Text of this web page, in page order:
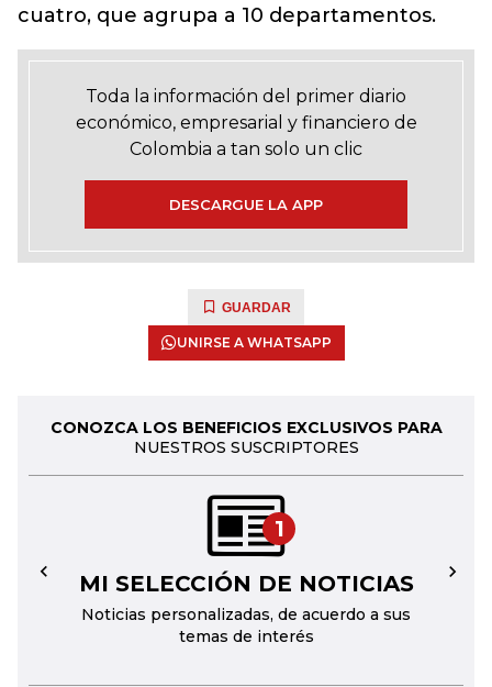
cuatro, que agrupa a 10 departamentos.
Toda la información del primer diario
económico, empresarial y financiero de
Colombia a tan solo un clic
DESCARGUE LA APP
GUARDAR
UNIRSE A WHATSAPP
CONOZCA LOS BENEFICIOS EXCLUSIVOS PARA
NUESTROS SUSCRIPTORES
1
MI SELECCIÓN DE NOTICIAS
Noticias personalizadas, de acuerdo a sus
temas de interés
← →